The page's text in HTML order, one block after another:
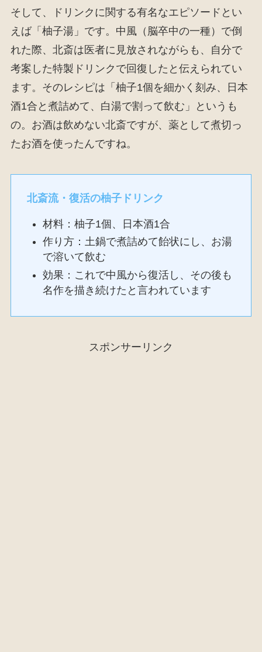
そして、ドリンクに関する有名なエピソードとい
えば「柚子湯」です。中風（脳卒中の一種）で倒
れた際、北斎は医者に見放されながらも、自分で
考案した特製ドリンクで回復したと伝えられてい
ます。そのレシピは「柚子1個を細かく刻み、日本
酒1合と煮詰めて、白湯で割って飲む」というも
の。お酒は飲めない北斎ですが、薬として煮切っ
たお酒を使ったんですね。
北斎流・復活の柚子ドリンク
材料：柚子1個、日本酒1合
作り方：土鍋で煮詰めて飴状にし、お湯
で溶いて飲む
効果：これで中風から復活し、その後も
名作を描き続けたと言われています
スポンサーリンク